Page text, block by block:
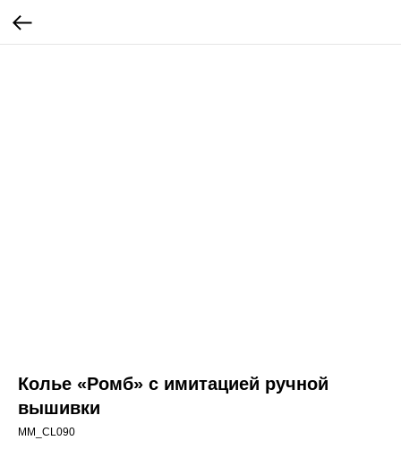
Колье «Ромб» с имитацией ручной
вышивки
MM_CL090